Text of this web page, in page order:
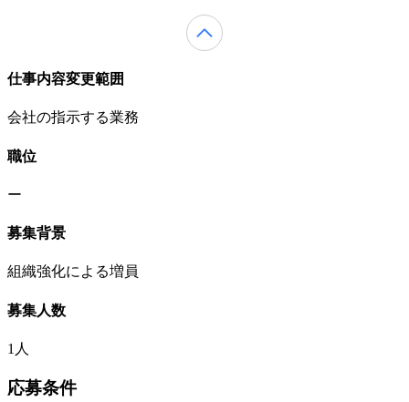
仕事内容変更範囲
会社の指示する業務
職位
ー
募集背景
組織強化による増員
募集人数
1人
応募条件